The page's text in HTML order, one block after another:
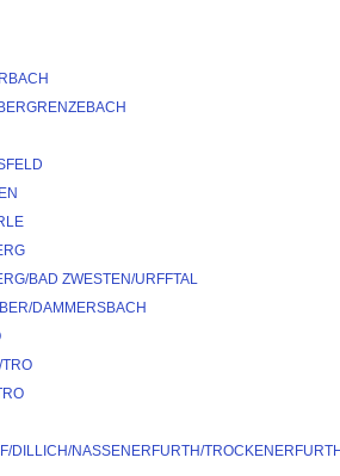
BAD ZWESTEN/URFFTAL
DAMMERSBACH
DILLICH/NASSENERFURTH/